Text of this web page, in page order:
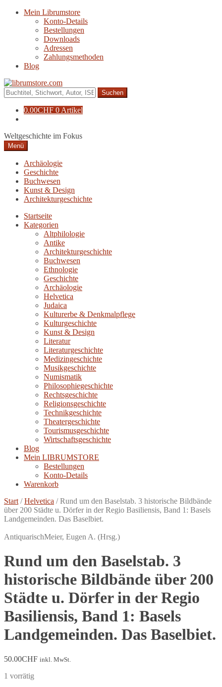
Navigation
Zum
Mein Librumstore
Konto-Details
Bestellungen
Downloads
Adressen
Zahlungsmethoden
Blog
Suche
nach:
0.00CHF 0 Artikel
Weltgeschichte im Fokus
Menü
Archäologie
Geschichte
Buchwesen
Kunst & Design
Architekturgeschichte
Startseite
Kategorien
Altphilologie
Antike
Architekturgeschichte
Buchwesen
Ethnologie
Geschichte
Archäologie
Helvetica
Judaica
Kulturerbe & Denkmalpflege
Kulturgeschichte
Kunst & Design
Literatur
Literaturgeschichte
Medizingeschichte
Musikgeschichte
Numismatik
Philosophiegeschichte
Rechtsgeschichte
Religionsgeschichte
Technikgeschichte
Theatergeschichte
Tourismusgeschichte
Wirtschaftsgeschichte
Blog
Mein LIBRUMSTORE
Bestellungen
Konto-Details
Warenkorb
Start /Helvetica /Rund um den Baselstab. 3 historische Bildbände
über 200 Städte u. Dörfer in der Regio Basiliensis, Band 1: Basels
Landgemeinden. Das Baselbiet.
AntiquarischMeier, Eugen A. (Hrsg.)
Rund um den Baselstab. 3
historische Bildbände über 200
Städte u. Dörfer in der Regio
Basiliensis, Band 1: Basels
Landgemeinden. Das Baselbiet.
50.00CHF inkl. MwSt.
1 vorrätig